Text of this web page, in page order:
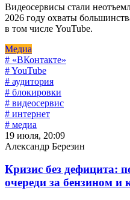
Видеосервисы стали
2026 году охваты
в том числе YouTube.
Медиа
# «ВКонтакте»
# YouTube
# аудитория
# блокировки
# видеосервис
# интернет
# медиа
19 июля, 20:09
Александр Березин
Кризис без дефицита:
очереди за бензином и